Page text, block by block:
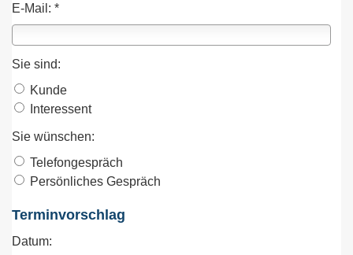
E-Mail: *
Sie sind:
Kunde
Interessent
Sie wünschen:
Telefongespräch
Persönliches Gespräch
Terminvorschlag
Datum: